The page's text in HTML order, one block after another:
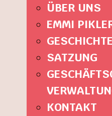
ÜBER UNS
EMMI
GESCHICHTE
SATZUNG
KONTAKT